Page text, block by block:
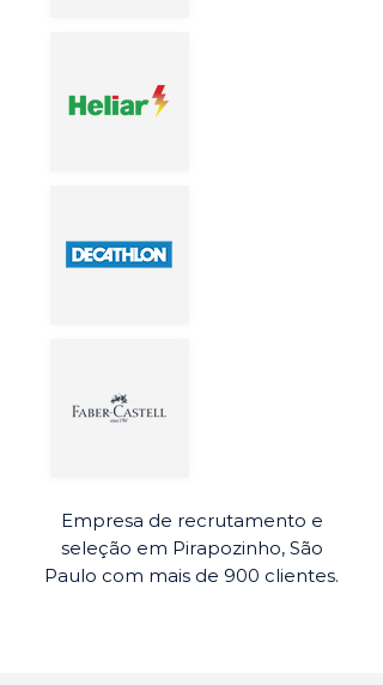
Empresa de recrutamento e
seleção em Pirapozinho, São
Paulo com mais de 900 clientes.